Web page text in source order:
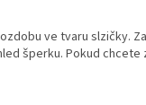
ve tvaru slzičky.
šperku. Pokud chcete